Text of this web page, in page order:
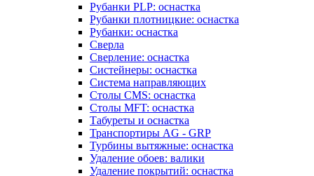
Рубанки PLP: оснастка
Рубанки плотницкие: оснастка
Рубанки: оснастка
Сверла
Сверление: оснастка
Систейнеры: оснастка
Система направляющих
Столы CMS: оснастка
Столы MFT: оснастка
Табуреты и оснастка
Транспортиры AG - GRP
Турбины вытяжные: оснастка
Удаление обоев: валики
Удаление покрытий: оснастка